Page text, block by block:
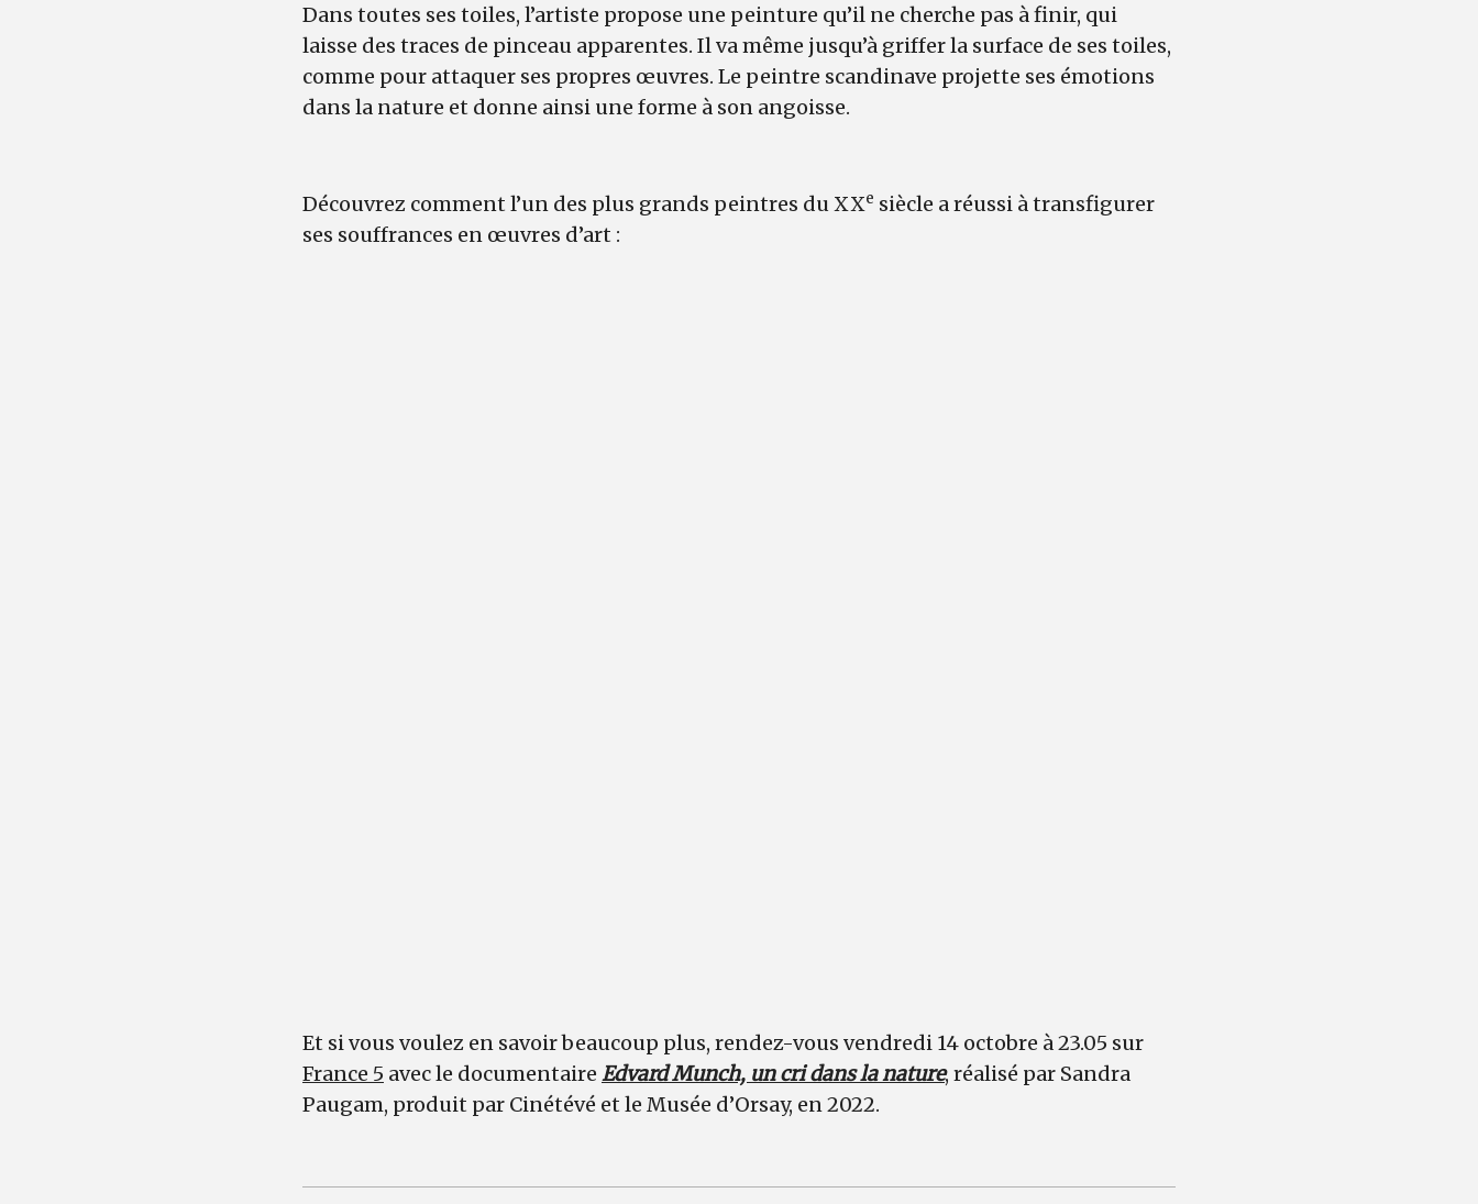
Dans toutes ses toiles, l’artiste propose une peinture qu’il ne cherche pas à finir, qui
laisse des traces de pinceau apparentes. Il va même jusqu’à griffer la surface de ses toiles,
comme pour attaquer ses propres œuvres. Le peintre scandinave projette ses émotions
dans la nature et donne ainsi une forme à son angoisse.
Découvrez comment l’un des plus grands peintres du XXe siècle a réussi à transfigurer
ses souffrances en œuvres d’art :
Et si vous voulez en savoir beaucoup plus, rendez-vous vendredi 14 octobre à 23.05 sur
France 5 avec le documentaire Edvard Munch, un cri dans la nature, réalisé par Sandra
Paugam, produit par Cinétévé et le Musée d’Orsay, en 2022.